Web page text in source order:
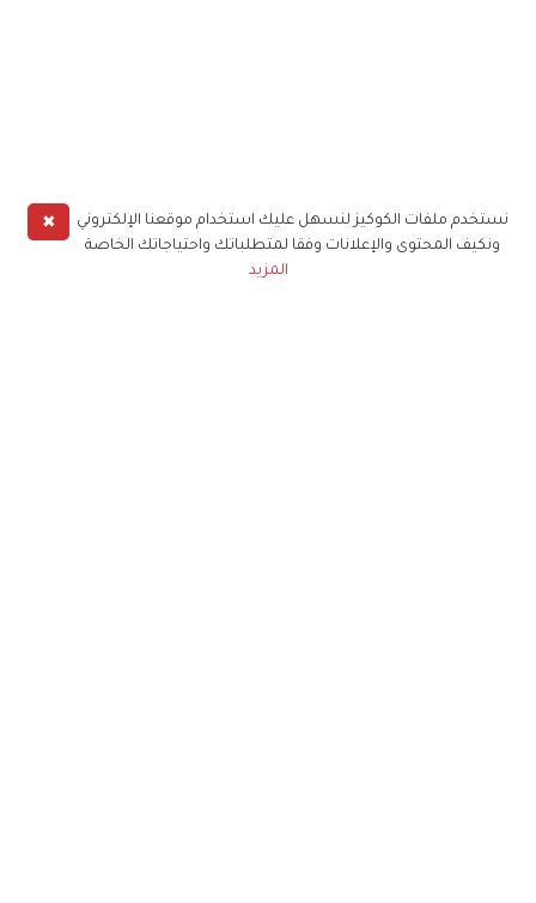
✖
نستخدم ملفات الكوكيز لنسهل عليك استخدام موقعنا الإلكتروني
ونكيف المحتوى والإعلانات وفقا لمتطلباتك واحتياجاتك الخاصة
المزيد